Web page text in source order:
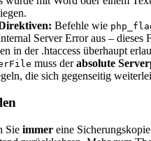
Befehle wie
Server Error aus –
in der .htaccess überhaupt
muss derabsolute
die sich gegenseitig
Sie immer eine